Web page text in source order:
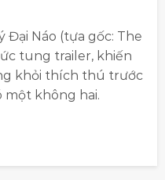
Đại Náo (tựa gốc: The
tung trailer, khiến
khỏi thích thú trước
một không hai.